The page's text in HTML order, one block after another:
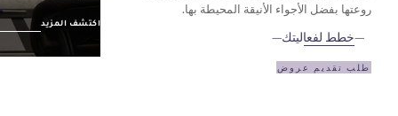
الأجواء الأنيقة المحيطة بها.
عروض